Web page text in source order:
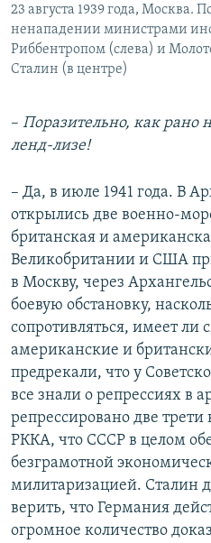
23 августа 1939 года, Москва.
ненападении министрами
Риббентропом (слева) и
Сталин (в центре)
– Поразительно, как рано
ленд-лизе!
– Да, в июле 1941 года. В
открылись две военно-
британская и
Великобритании и США
в Москву, через
боевую обстановку,
сопротивляться, имеет ли
американские и
предрекали, что у
все знали о репрессиях в
репрессировано две трети
РККА, что СССР в целом
безграмотной
милитаризацией. Сталин
верить, что Германия
огромное количество